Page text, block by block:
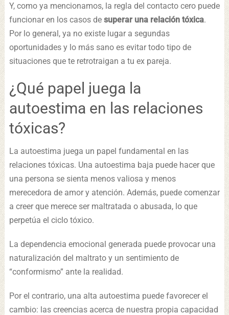
Y, como ya mencionamos, la regla del contacto cero puede
funcionar en los casos de superar una relación tóxica.
Por lo general, ya no existe lugar a segundas
oportunidades y lo más sano es evitar todo tipo de
situaciones que te retrotraigan a tu ex pareja.
¿Qué papel juega la
autoestima en las relaciones
tóxicas?
La autoestima juega un papel fundamental en las
relaciones tóxicas. Una autoestima baja puede hacer que
una persona se sienta menos valiosa y menos
merecedora de amor y atención. Además, puede comenzar
a creer que merece ser maltratada o abusada, lo que
perpetúa el ciclo tóxico.
La dependencia emocional generada puede provocar una
naturalización del maltrato y un sentimiento de
“conformismo” ante la realidad.
Por el contrario, una alta autoestima puede favorecer el
cambio: las creencias acerca de nuestra propia capacidad